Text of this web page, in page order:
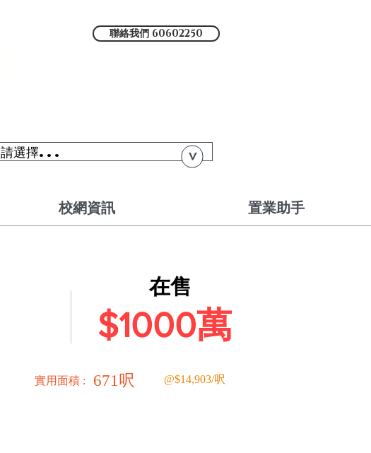
聯絡我們 60602250
請選擇... >
在售
$1000萬
​實用面積 : 671呎 @$14,903/呎
校網資訊 置業助手